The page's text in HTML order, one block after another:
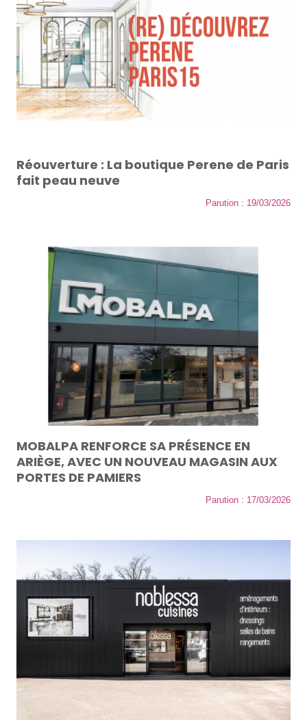
Réouverture : La boutique Perene de Paris
fait peau neuve
Parution : 19/03/2026
MOBALPA RENFORCE SA PRÉSENCE EN
ARIÈGE, AVEC UN NOUVEAU MAGASIN AUX
PORTES DE PAMIERS
Parution : 17/03/2026